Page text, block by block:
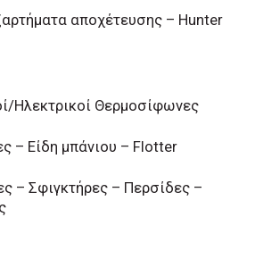
αποχέτευσης – Hunter
Ηλεκτρικοί Θερμοσίφωνες
– Είδη μπάνιου – Flotter
– Σφιγκτήρες – Περσίδες –